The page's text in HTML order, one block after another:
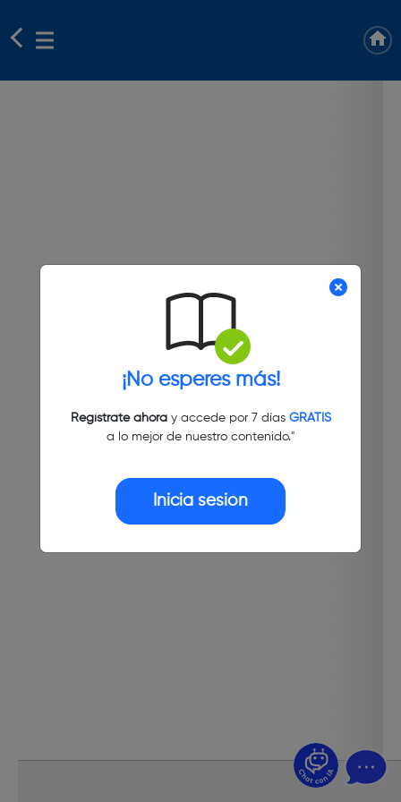
¡No esperes más!
Regístrate ahoray accede por 7 días GRATIS
a lo mejor de nuestro contenido."
Inicia sesión